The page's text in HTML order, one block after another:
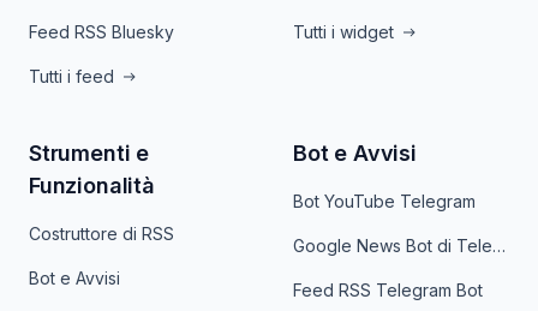
Feed RSS Bluesky
Tutti i feed
Tutti i widget
Strumenti e
Funzionalità
Costruttore di RSS
Bot e Avvisi
Bot e Avvisi
Bot YouTube Telegram
Google News Bot di Telegram
Feed RSS Telegram Bot